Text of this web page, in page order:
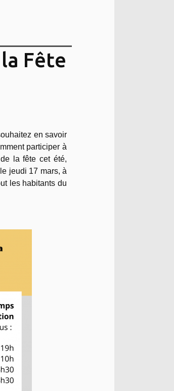
Fête
en savoir
participer à
la fête cet été,
jeudi 17 mars, à
les habitants du